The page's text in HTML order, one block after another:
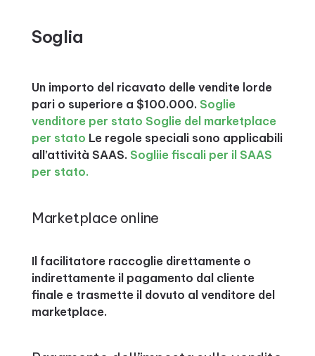
Soglia
Un importo del ricavato delle vendite lorde
pari o superiore a $100.000. Soglie
venditore per stato Soglie del marketplace
per stato Le regole speciali sono applicabili
all’attività SAAS. Sogliie fiscali per il SAAS
per stato.
Marketplace online
Il facilitatore raccoglie direttamente o
indirettamente il pagamento dal cliente
finale e trasmette il dovuto al venditore del
marketplace.